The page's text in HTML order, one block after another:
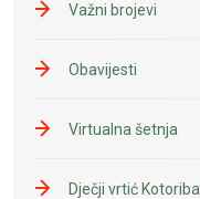
Važni brojevi
Obavijesti
Virtualna šetnja
Dječji vrtić Kotoriba